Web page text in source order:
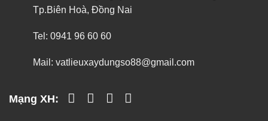
Tp.Biên Hoà, Đồng Nai
Tel: 0941 96 60 60
Mail: vatlieuxaydungso88@gmail.com
Mạng XH: